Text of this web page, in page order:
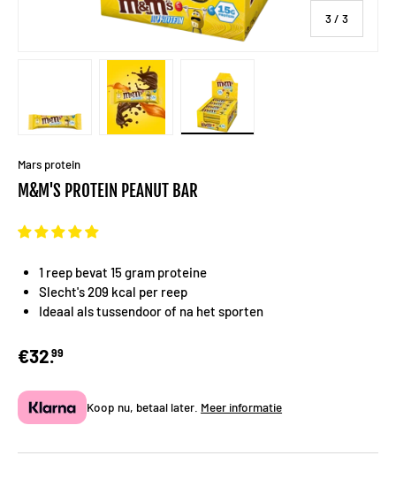
3 / van
3
Mars protein
M&M'S PROTEIN PEANUT BAR
1 reep bevat 15 gram proteine
Slecht's 209 kcal per reep
Ideaal als tussendoor of na het sporten
€32.99
Koop nu, betaal later. Meer informatie